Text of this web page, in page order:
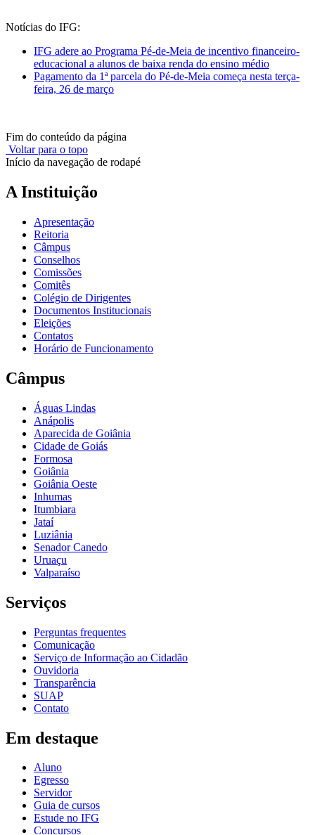
Notícias do IFG:
IFG adere ao Programa Pé-de-Meia de incentivo financeiro-
educacional a alunos de baixa renda do ensino médio
Pagamento da 1ª parcela do Pé-de-Meia começa nesta terça-
feira, 26 de março
Fim do conteúdo da página
Voltar para o topo
Início da navegação de rodapé
A Instituição
Apresentação
Reitoria
Câmpus
Conselhos
Comissões
Comitês
Colégio de Dirigentes
Documentos Institucionais
Eleições
Contatos
Horário de Funcionamento
Câmpus
Águas Lindas
Anápolis
Aparecida de Goiânia
Cidade de Goiás
Formosa
Goiânia
Goiânia Oeste
Inhumas
Itumbiara
Jataí
Luziânia
Senador Canedo
Uruaçu
Valparaíso
Serviços
Perguntas frequentes
Comunicação
Serviço de Informação ao Cidadão
Ouvidoria
Transparência
SUAP
Contato
Em destaque
Aluno
Egresso
Servidor
Guia de cursos
Estude no IFG
Concursos